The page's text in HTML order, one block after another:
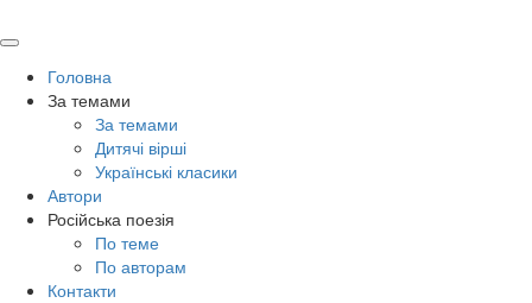
Головна
За темами
За темами
Дитячі вірші
Українські класики
Автори
Російська поезія
По теме
По авторам
Контакти